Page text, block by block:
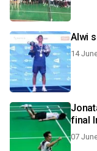
Alwi
14
final
07